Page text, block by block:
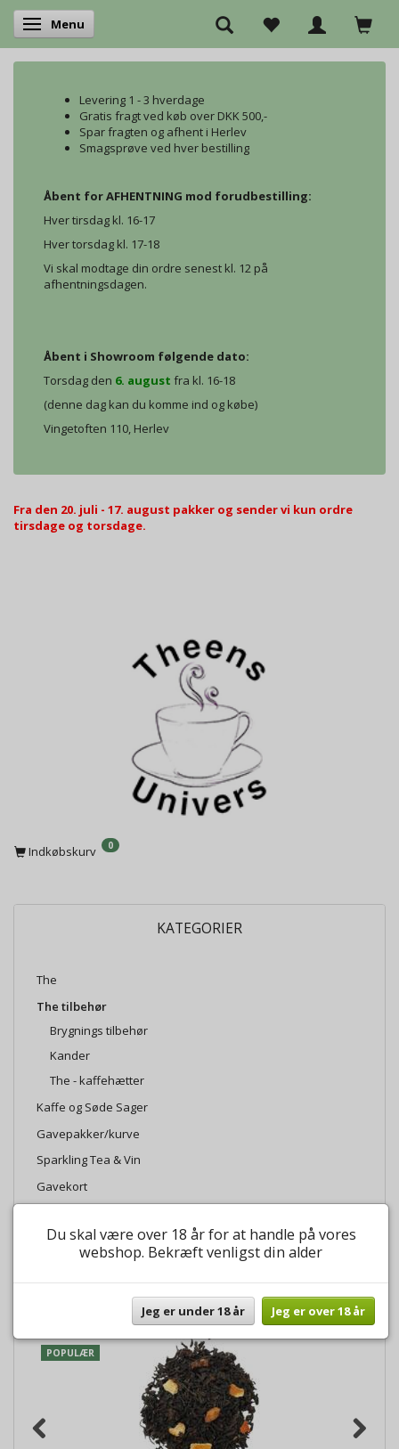
Skifte navigation
Menu
Levering 1 - 3 hverdage
Gratis fragt ved køb over DKK 500,-
Spar fragten og afhent i Herlev
Smagsprøve ved hver bestilling
Åbent for AFHENTNING mod forudbestilling:
Hver tirsdag kl. 16-17
Hver torsdag kl. 17-18
Vi skal modtage din ordre senest kl. 12 på
afhentningsdagen.
Åbent i Showroom følgende dato:
Torsdag den 6. august fra kl. 16-18
(denne dag kan du komme ind og købe)
Vingetoften 110, Herlev
Fra den 20. juli - 17. august pakker og sender vi kun ordre
tirsdage og torsdage.
Indkøbskurv 0
KATEGORIER
The
The tilbehør
Brygnings tilbehør
Kander
The - kaffehætter
Kaffe og Søde Sager
Gavepakker/kurve
Sparkling Tea & Vin
Gavekort
BESTSELLERS
POPULÆR
Du skal være over 18 år for at handle på vores
webshop. Bekræft venligst din alder
Jeg er under 18 år Jeg er over 18 år